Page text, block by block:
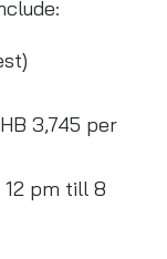
3,745 per
12 pm till 8